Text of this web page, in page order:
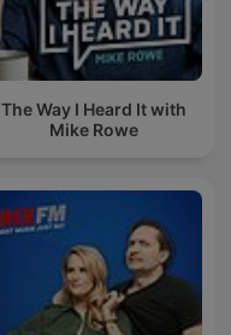
The Way I Heard It with
Mike Rowe